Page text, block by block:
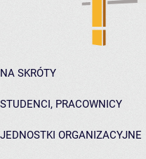
NA SKRÓTY
STUDENCI, PRACOWNICY
JEDNOSTKI ORGANIZACYJNE